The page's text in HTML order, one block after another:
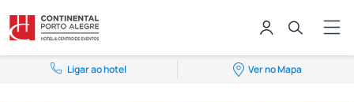
Ligar ao hotel Ver no Mapa